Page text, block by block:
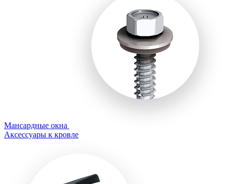
Мансардные окна
Аксессуары к кровле